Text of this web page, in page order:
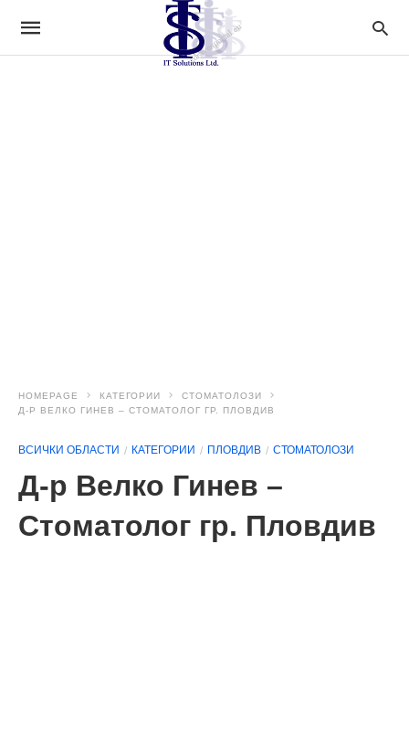
HOMEPAGE КАТЕГОРИИ
СТОМАТОЛОЗИ
Д-Р ВЕЛКО ГИНЕВ – СТОМАТОЛОГ ГР. ПЛОВДИВ
ВСИЧКИ ОБЛАСТИ КАТЕГОРИИ ПЛОВДИВ СТОМАТОЛОЗИ
Д-р Велко Гинев –
Стоматолог гр. Пловдив